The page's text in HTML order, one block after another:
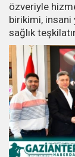
özveriyle
birikimi, insani
sağlık